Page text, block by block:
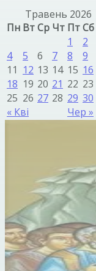
Травень 2026
Пн ВтСр Чт ПтСб
« Кві Чер »
1 2
4
5 6 7 8 9
11 12 13 14 15 16
18 19 20 21 22 23
25 26 27 28 29 30